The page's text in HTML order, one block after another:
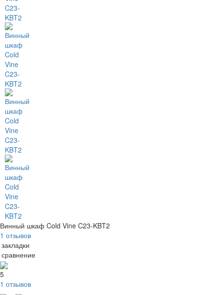
Винный шкаф Cold Vine C23-KBT2
1 отзывов
5
1 отзывов